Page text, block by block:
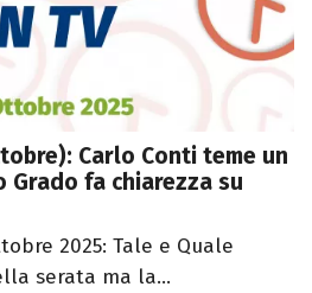
Carlo Conti teme un
Grado fa chiarezza su
2025: Tale e Quale
serata ma la...